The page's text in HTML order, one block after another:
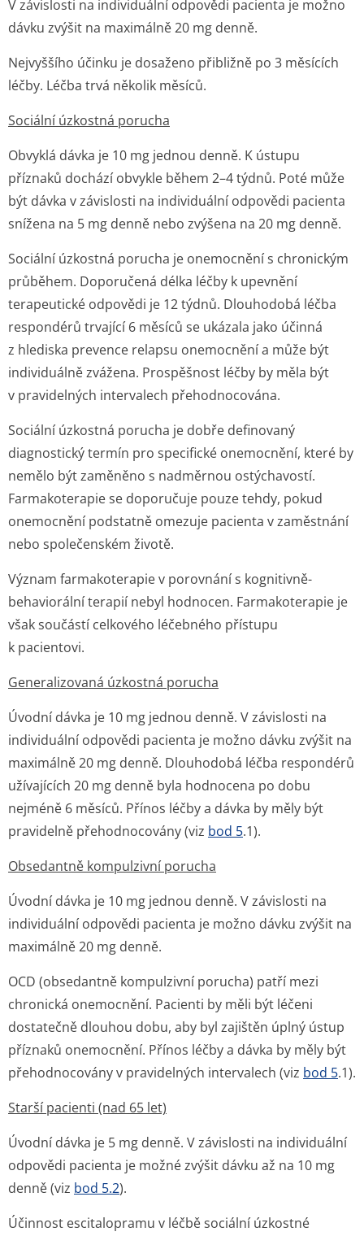
V závislosti na individuální odpovědi pacienta je možno
dávku zvýšit na maximálně 20 mg denně.
Nejvyššího účinku je dosaženo přibližně po 3 měsících
léčby. Léčba trvá několik měsíců.
Sociální úzkostná porucha
Obvyklá dávka je 10 mg jednou denně. K ústupu
příznaků dochází obvykle během 2–4 týdnů. Poté může
být dávka v závislosti na individuální odpovědi pacienta
snížena na 5 mg denně nebo zvýšena na 20 mg denně.
Sociální úzkostná porucha je onemocnění s chronickým
průběhem. Doporučená délka léčby k upevnění
terapeutické odpovědi je 12 týdnů. Dlouhodobá léčba
respondérů trvající 6 měsíců se ukázala jako účinná
z hlediska prevence relapsu onemocnění a může být
individuálně zvážena. Prospěšnost léčby by měla být
v pravidelných intervalech přehodnocována.
Sociální úzkostná porucha je dobře definovaný
diagnostický termín pro specifické onemocnění, které by
nemělo být zaměněno s nadměrnou ostýchavostí.
Farmakoterapie se doporučuje pouze tehdy, pokud
onemocnění podstatně omezuje pacienta v zaměstnání
nebo společenském životě.
Význam farmakoterapie v porovnání s kognitivně-
behaviorální terapií nebyl hodnocen. Farmakoterapie je
však součástí celkového léčebného přístupu
k pacientovi.
Generalizovaná úzkostná porucha
Úvodní dávka je 10 mg jednou denně. V závislosti na
individuální odpovědi pacienta je možno dávku zvýšit na
maximálně 20 mg denně. Dlouhodobá léčba respondérů
užívajících 20 mg denně byla hodnocena po dobu
nejméně 6 měsíců. Přínos léčby a dávka by měly být
pravidelně přehodnocovány (viz bod 5.1).
Obsedantně kompulzivní porucha
Úvodní dávka je 10 mg jednou denně. V závislosti na
individuální odpovědi pacienta je možno dávku zvýšit na
maximálně 20 mg denně.
OCD (obsedantně kompulzivní porucha) patří mezi
chronická onemocnění. Pacienti by měli být léčeni
dostatečně dlouhou dobu, aby byl zajištěn úplný ústup
příznaků onemocnění. Přínos léčby a dávka by měly být
přehodnocovány v pravidelných intervalech (viz bod 5.1).
Starší pacienti (nad 65 let)
Úvodní dávka je 5 mg denně. V závislosti na individuální
odpovědi pacienta je možné zvýšit dávku až na 10 mg
denně (viz bod 5.2).
Účinnost escitalopramu v léčbě sociální úzkostné